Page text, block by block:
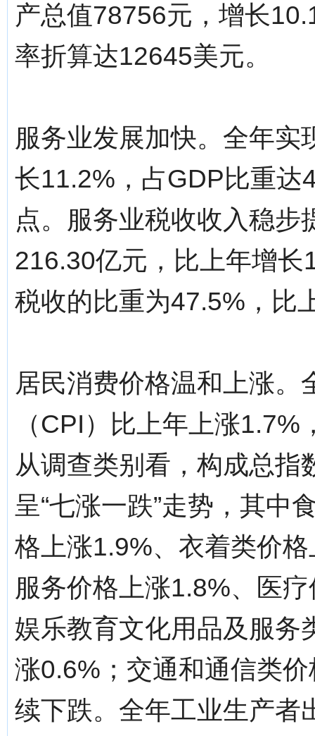
产总值78756元，增长
率折算达12645美元。
服务业发展加快。全年
长11.2%，占GDP比重达
点。服务业税收收入稳
216.30亿元，比上年增
税收的比重为47.5%，比
居民消费价格温和上涨。
（CPI）比上年上涨
从调查类别看，构成总指
呈“七涨一跌”走势，其中
格上涨1.9%、衣着类价
服务价格上涨1.8%、医
娱乐教育文化用品及服务
涨0.6%；交通和通信类
续下跌。全年工业生产者